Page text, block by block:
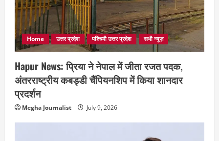
Home उत्तर प्रदेश पश्चिमी उत्तर प्रदेश सभी न्यूज़
Hapur News: प्रिया ने नेपाल में जीता रजत पदक,
अंतरराष्ट्रीय कबड्डी चैंपियनशिप में किया शानदार
प्रदर्शन
Megha Journalist July 9, 2026